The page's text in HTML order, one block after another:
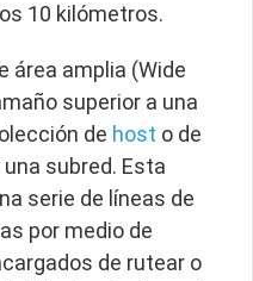
10 kilómetros.
área amplia (Wide
superior a una
de host o de
subred. Esta
serie de líneas de
por medio de
de rutear o